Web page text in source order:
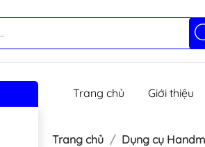
Trang chủ Giới thiệu
Trang chủ Dụng cụ